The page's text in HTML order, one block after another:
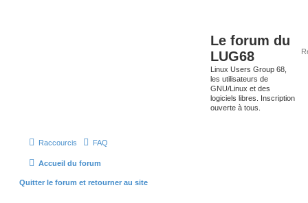
Le forum du
LUG68
Linux Users Group 68,
les utilisateurs de
GNU/Linux et des
logiciels libres. Inscription
ouverte à tous.
Raccourcis FAQ
Accueil du forum
Quitter le forum et retourner au site